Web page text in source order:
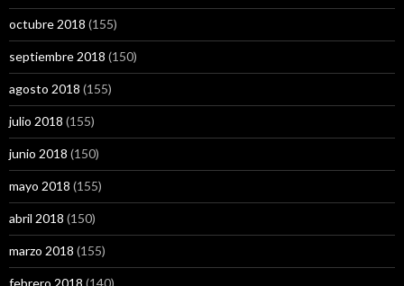
octubre 2018 (155)
septiembre 2018 (150)
agosto 2018 (155)
julio 2018 (155)
junio 2018 (150)
mayo 2018 (155)
abril 2018 (150)
marzo 2018 (155)
febrero 2018 (140)